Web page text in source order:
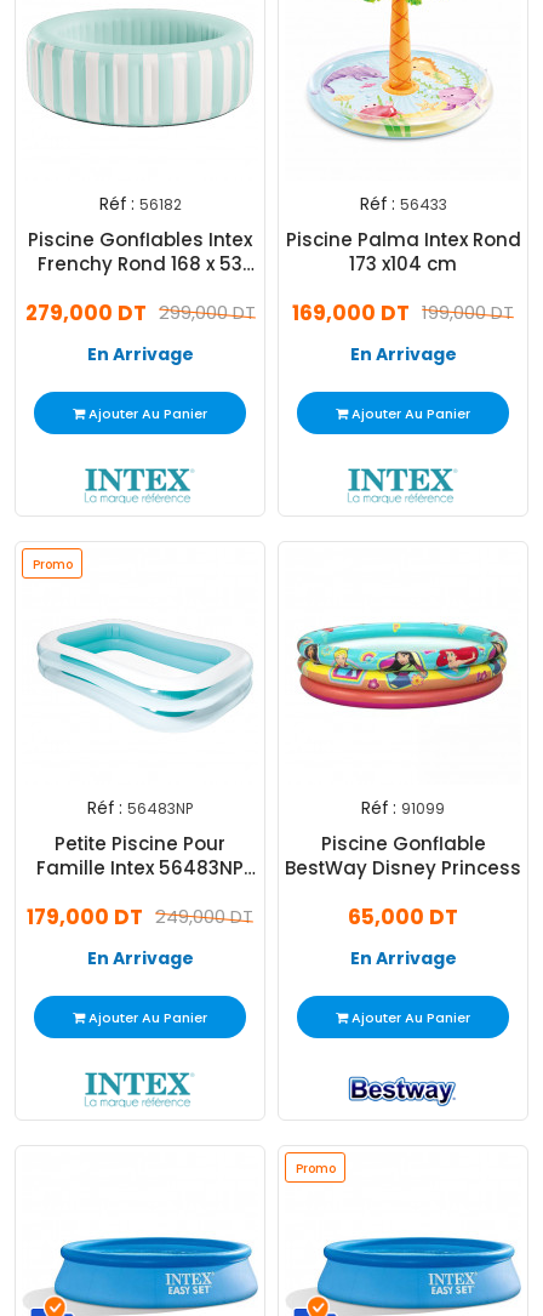
Réf : 56182
Piscine Gonflables Intex
Frenchy Rond 168 x 53
299,000 DT
279,000 DT
En Arrivage
Ajouter Au Panier
Réf : 56433
Piscine Palma Intex Rond
173 x104 cm
199,000 DT
169,000 DT
En Arrivage
Ajouter Au Panier
Promo
Réf : 56483NP
Petite Piscine Pour
Famille Intex 56483NP
249,000 DT
179,000 DT
En Arrivage
Ajouter Au Panier
Réf : 91099
Piscine Gonflable
BestWay Disney Princess
65,000 DT
En Arrivage
Ajouter Au Panier
Promo